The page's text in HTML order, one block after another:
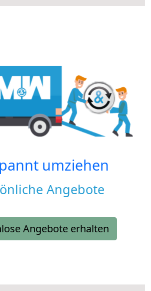
umziehen
Angebote
Angebote erhalten